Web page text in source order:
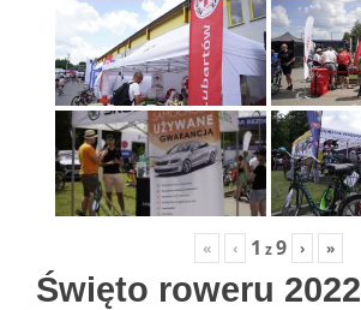
« ‹ 1 z9 › »
Święto roweru 2022